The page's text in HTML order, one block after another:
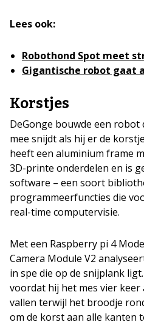
Lees ook:
Robothond Spot meet
Gigantische robot gaat
Korstjes
DeGonge bouwde een
mee snijdt als hij er de
heeft een aluminium frame
3D-printe onderdelen en is
software – een soort
programmeerfuncties die
real-time computervisie.
Met een Raspberry pi 4
Camera Module V2
in spe die op de snijplank
voordat hij het mes vier
vallen terwijl het broodje
om de korst aan alle kanten